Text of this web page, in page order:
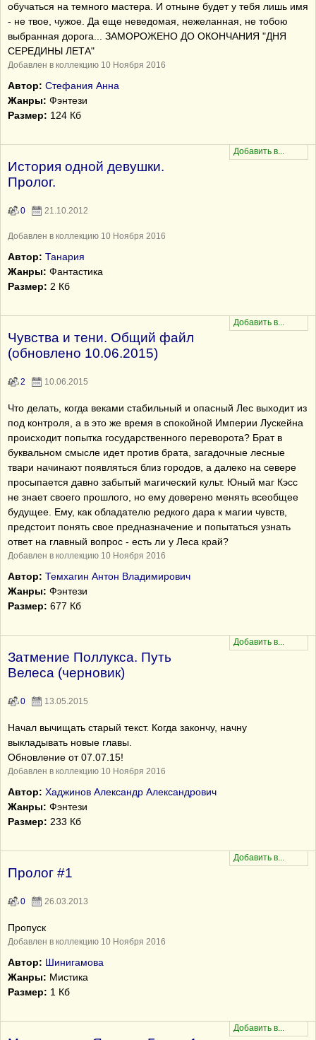
обучаться на темного мастера. И отныне будет у тебя лишь имя
- не твое, чужое. Да еще неведомая, нежеланная, не тобою
выбранная дорога... ЗАМОРОЖЕНО ДО ОКОНЧАНИЯ "ДНЯ
СЕРЕДИНЫ ЛЕТА"
Добавлен в коллекцию 10 Ноября 2016
Автор: Стефания Анна
Жанры: Фэнтези
Размер: 124 Кб
История одной девушки.
Пролог.
0 21.10.2012
Добавлен в коллекцию 10 Ноября 2016
Автор: Танария
Жанры: Фантастика
Размер: 2 Кб
Чувства и тени. Общий файл
(обновлено 10.06.2015)
2 10.06.2015
Что делать, когда веками стабильный и опасный Лес выходит из
под контроля, а в это же время в спокойной Империи Лускейна
происходит попытка государственного переворота? Брат в
буквальном смысле идет против брата, загадочные лесные
твари начинают появляться близ городов, а далеко на севере
просыпается давно забытый магический культ. Юный маг Кэсс
не знает своего прошлого, но ему доверено менять всеобщее
будущее. Ему, как обладателю редкого дара к магии чувств,
предстоит понять свое предназначение и попытаться узнать
ответ на главный вопрос - есть ли у Леса край?
Добавлен в коллекцию 10 Ноября 2016
Автор: Темхагин Антон Владимирович
Жанры: Фэнтези
Размер: 677 Кб
Затмение Поллукса. Путь
Велеса (черновик)
0 13.05.2015
Начал вычищать старый текст. Когда закончу, начну
выкладывать новые главы.
Обновление от 07.07.15!
Добавлен в коллекцию 10 Ноября 2016
Автор: Хаджинов Александр Александрович
Жанры: Фэнтези
Размер: 233 Кб
Пролог #1
0 26.03.2013
Пропуск
Добавлен в коллекцию 10 Ноября 2016
Автор: Шинигамова
Жанры: Мистика
Размер: 1 Кб